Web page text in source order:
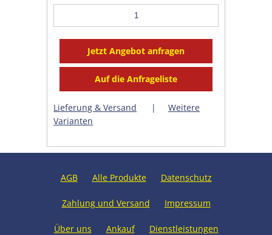
Lieferung & Versand |
Weitere
Varianten
AGB Alle Produkte Datenschutz
Zahlung und Versand Impressum
Über uns Ankauf Dienstleistungen